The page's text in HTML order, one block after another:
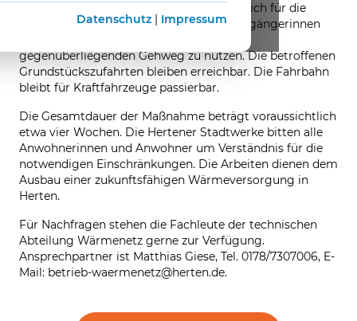
Datenschutz | Impressum
zusätzlich der Gehweg im Baustellenbereich für die
Dauer der Arbeiten gesperrt werden. Fußgängerinnen
gegenüberliegenden Gehweg zu nutzen. Die betroffenen
Grundstückszufahrten bleiben erreichbar. Die Fahrbahn
bleibt für Kraftfahrzeuge passierbar.
Die Gesamtdauer der Maßnahme beträgt voraussichtlich
etwa vier Wochen. Die Hertener Stadtwerke bitten alle
Anwohnerinnen und Anwohner um Verständnis für die
notwendigen Einschränkungen. Die Arbeiten dienen dem
Ausbau einer zukunftsfähigen Wärmeversorgung in
Herten.
Für Nachfragen stehen die Fachleute der technischen
Abteilung Wärmenetz gerne zur Verfügung.
Ansprechpartner ist Matthias Giese, Tel. 0178/7307006, E-
Mail: betrieb-waermenetz@herten.de.